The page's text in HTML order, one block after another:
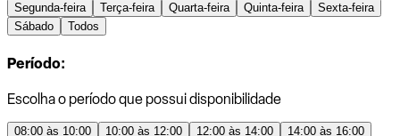
Segunda-feira Terça-feira Quarta-feira Quinta-feira
Sexta-feira
Sábado
Todos
Período:
Escolha o período que possui disponibilidade
08:00 às 10:00 10:00 às 12:00 12:00 às 14:00
14:00 às 16:00